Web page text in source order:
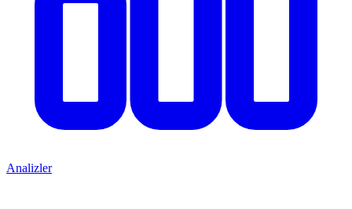
Analizler